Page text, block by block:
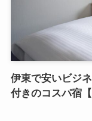
伊東で安いビジ
付きのコスパ宿【